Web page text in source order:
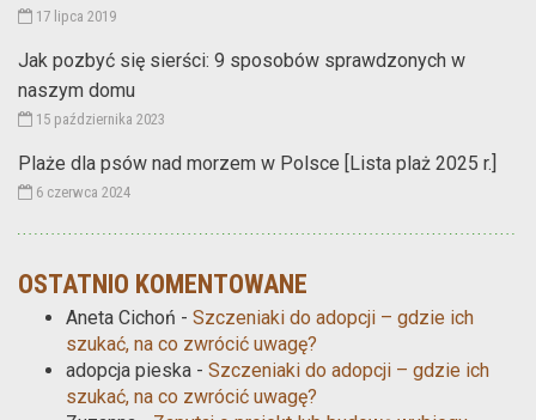
17 lipca 2019
Jak pozbyć się sierści: 9 sposobów sprawdzonych w
naszym domu
15 października 2023
Plaże dla psów nad morzem w Polsce [Lista plaż 2025 r.]
6 czerwca 2024
OSTATNIO KOMENTOWANE
Aneta Cichoń - Szczeniaki do adopcji – gdzie ich
szukać, na co zwrócić uwagę?
adopcja pieska - Szczeniaki do adopcji – gdzie ich
szukać, na co zwrócić uwagę?